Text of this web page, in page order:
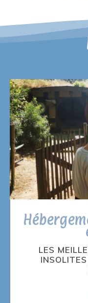
LES